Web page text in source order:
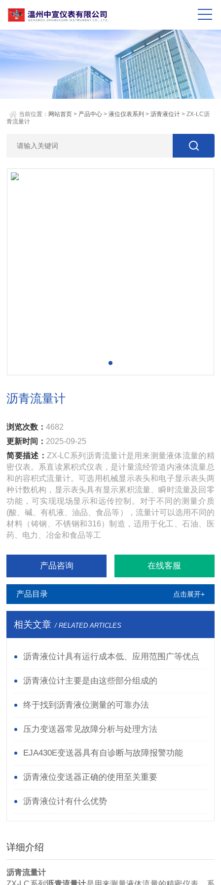
当前位置： 网站首页 > 产品中心 >液位仪表系列 >沥青液位计 > ZX-LC沥
青流量计
沥青流量计
浏览次数：4682
更新时间： 2025-09-25
简要描述： ZX-LC系列沥青流量计是用来测量液体流量的精
密仪表。系直读累积式仪表，是计量流经管道内液体流量总
和的容积式流量计。可选用机械显示表头和电子显示表头两
种计数机构，显示表头具有显示累积流量、瞬时流量及回零
功能，可实现现场显示和远传控制。对于不同的测量介质
(酸、碱、有机液、油品、食品等），流量计可以选用不同的
材料（铸钢、不锈钢和316）制造，适用于化工、石油、医
药、电力、冶金和食品等工
产品咨询 在线客服
产品目录 点击展开+
相关文章 / RELATED ARTICLES
沥青液位计具有运行成本低、应用范围广等优点
沥青液位计主要是由这些部分组成的
终于找到沥青液位测量的可靠办法
压力变送器常见故障分析与处理方法
EJA430E变送器具有自诊断与故障报警功能
沥青液位变送器正确的使用至关重要
沥青液位计有什么优势
详细介绍
沥青流量计